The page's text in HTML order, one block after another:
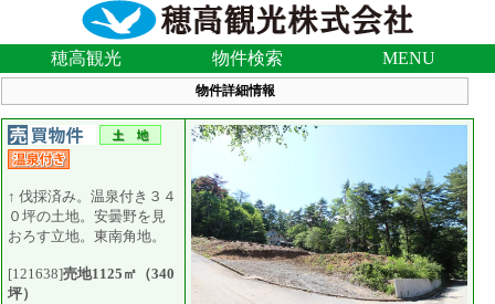
穂高観光 物件検索 MENU
物件詳細情報
↑ 伐採済み。温泉付き３４
０坪の土地。安曇野を見
おろす立地。東南角地。
[121638]売地1125㎡（340
坪）